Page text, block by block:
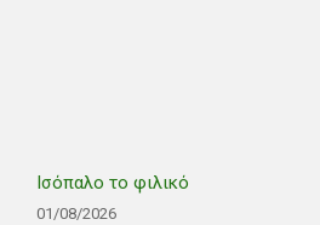
Ισόπαλο το φιλικό
01/08/2026